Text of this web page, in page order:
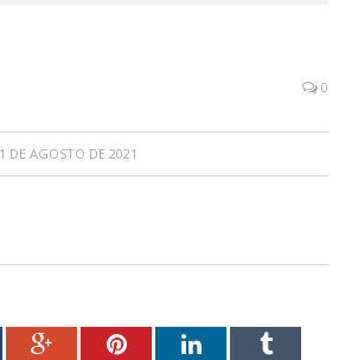
0
DE AGOSTO DE 2021
Google+PinterestLinkedInTumblr